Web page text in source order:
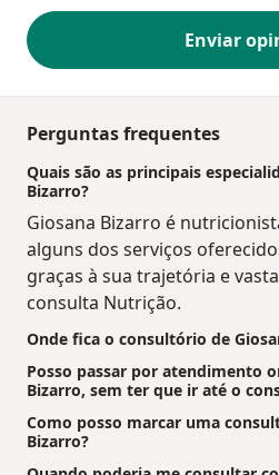
Enviar
Perguntas frequentes
Quais são as principais
Bizarro?
Giosana Bizarro é
alguns dos serviços
graças à sua trajetória e
consulta Nutrição.
Onde fica o consultório de
Posso passar por atendimento
Bizarro, sem ter que ir até o
Como posso marcar uma
Bizarro?